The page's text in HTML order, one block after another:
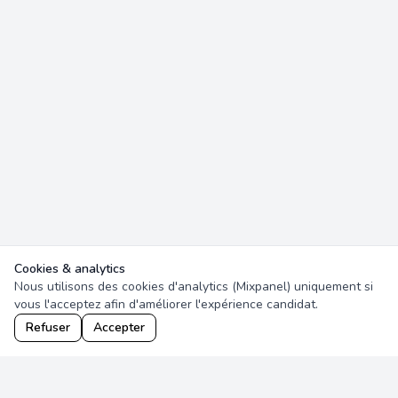
Cookies & analytics
Nous utilisons des cookies d'analytics (Mixpanel) uniquement si
vous l'acceptez afin d'améliorer l'expérience candidat.
Refuser
Accepter